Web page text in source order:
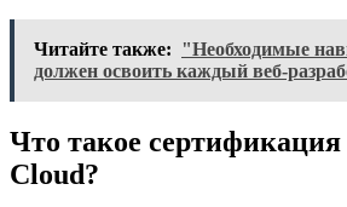
Читайте также: "Необходимые
должен освоить каждый веб-
Что такое сертификация
Cloud?